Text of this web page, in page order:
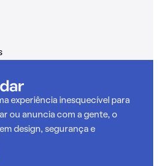
experiência inesquecível para
ou anuncia com a gente, o
design, segurança e